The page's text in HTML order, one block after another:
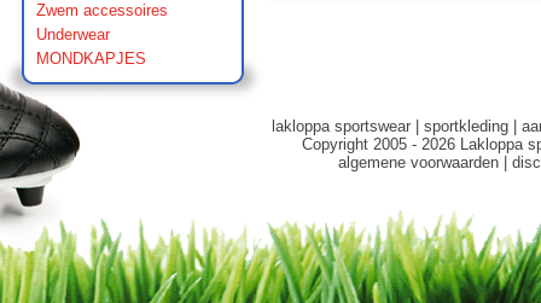
Zwem accessoires
Underwear
MONDKAPJES
lakloppa sportswear| sportkleding|
Copyright 2005 - 2026 Lakloppa
algemene voorwaarden